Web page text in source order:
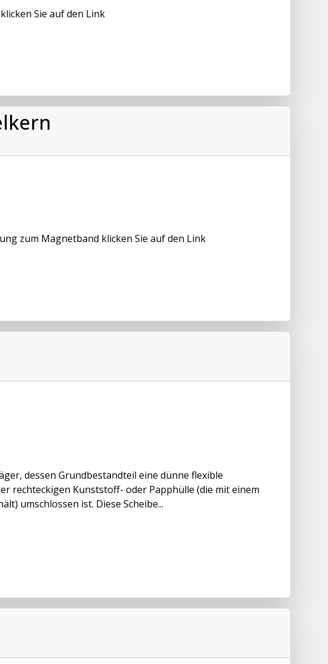
Sie auf den Link
zum Magnetband klicken Sie auf den Link
dessen Grundbestandteil eine dünne flexible
rechteckigen Kunststoff- oder Papphülle (die mit einem
umschlossen ist. Diese Scheibe...